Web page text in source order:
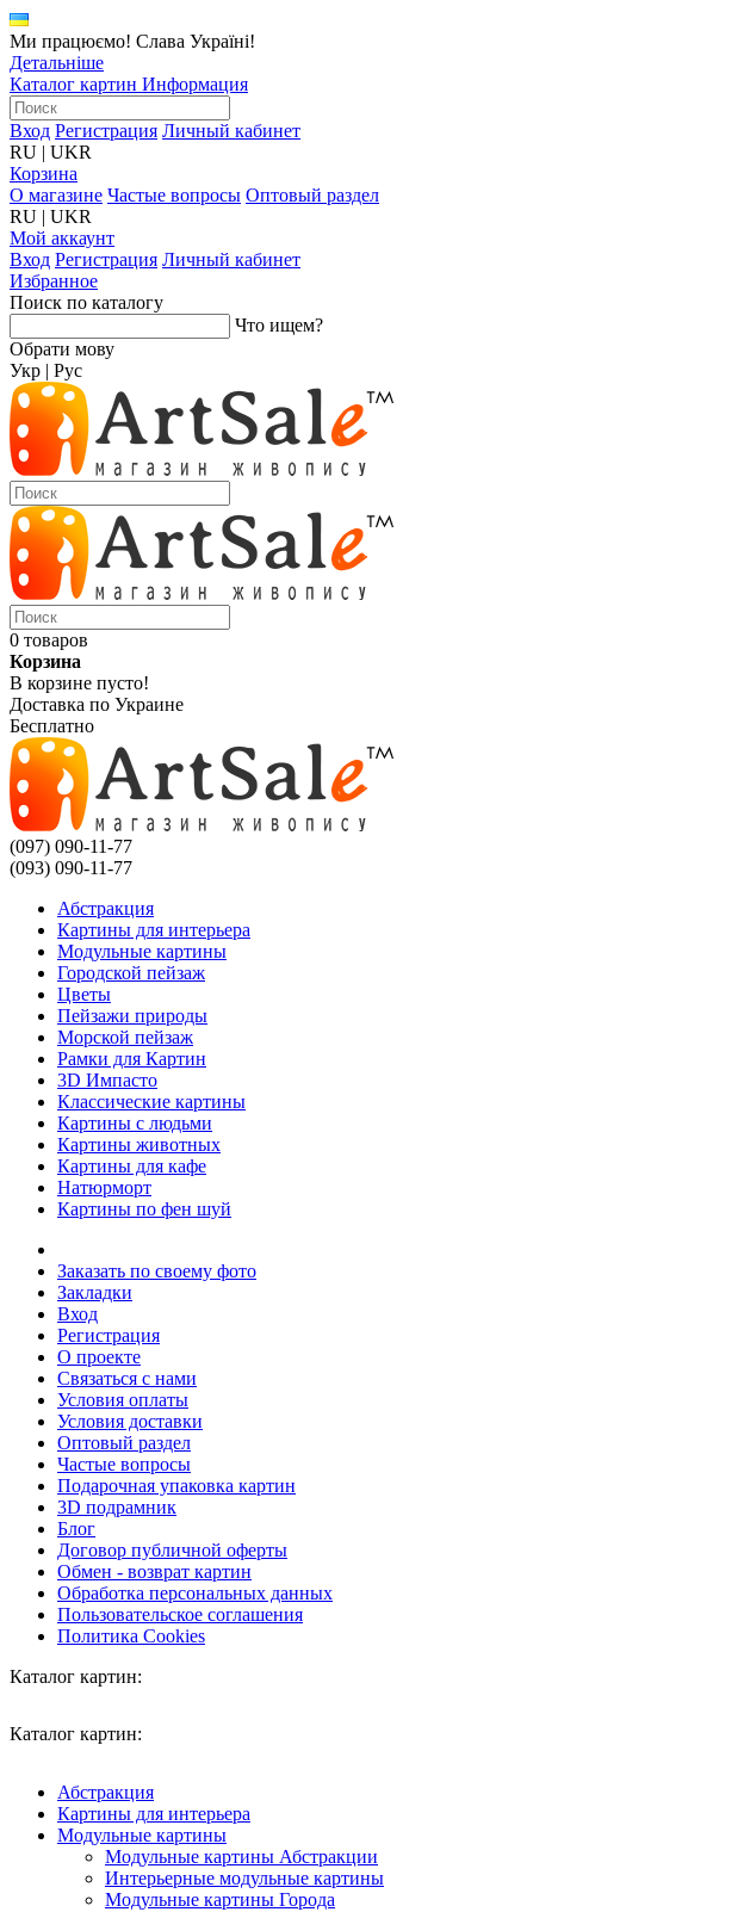
Ми працюємо! Слава Україні!
Детальніше
Каталог картин Информация
Вход Регистрация Личный кабинет
RU | UKR
Корзина
О магазине Частые вопросы Оптовый раздел
RU | UKR
Мой аккаунт
Вход Регистрация Личный кабинет
Избранное
Поиск по каталогу
Что ищем?
Обрати мову
Укр | Рус
0 товаров
Корзина
В корзине пусто!
Доставка по Украине
Бесплатно
(097) 090-11-77
(093) 090-11-77
Абстракция
Картины для интерьера
Модульные картины
Городской пейзаж
Цветы
Пейзажи природы
Морской пейзаж
Рамки для Картин
3D Импасто
Классические картины
Картины с людьми
Картины животных
Картины для кафе
Натюрморт
Картины по фен шуй
Заказать по своему фото
Закладки
Вход
Регистрация
О проекте
Связаться с нами
Условия оплаты
Условия доставки
Оптовый раздел
Частые вопросы
Подарочная упаковка картин
3D подрамник
Блог
Договор публичной оферты
Обмен - возврат картин
Обработка персональных данных
Пользовательское соглашения
Политика Cookies
Каталог картин:
Каталог картин:
Абстракция
Картины для интерьера
Модульные картины
Модульные картины Абстракции
Интерьерные модульные картины
Модульные картины Города